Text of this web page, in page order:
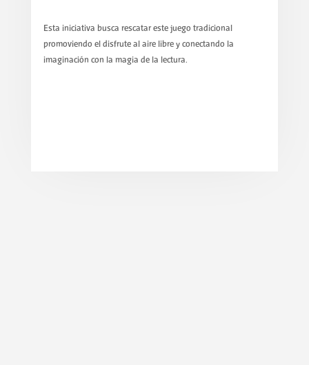
Esta iniciativa busca rescatar este juego tradicional
promoviendo el disfrute al aire libre y conectando la
imaginación con la magia de la lectura.